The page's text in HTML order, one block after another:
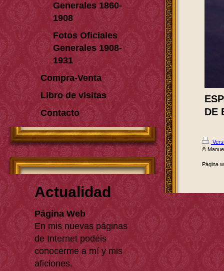
DE
©
Página
Generales 1860-
1908
Fotos Oficiales
Generales 1908-
1931
Compra-Venta
Libro de visitas
Contacto
Actualidad
Página Web
En mis nuevas páginas
de Internet podéis
conocerme a mí y mis
aficiones.